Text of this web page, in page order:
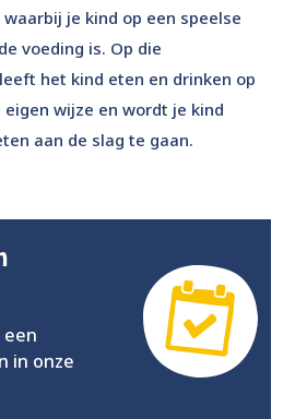
je kind op een speelse
voeding is. Op die
het kind eten en drinken op
wijze en wordt je kind
aan de slag te gaan.
in onze